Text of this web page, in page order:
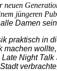
jüngeren
Damen
praktisch in
machen
Night